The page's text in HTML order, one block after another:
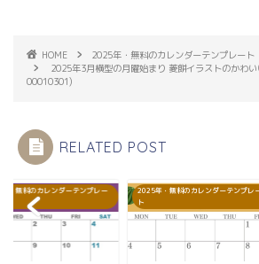
HOME
2025年・無料のカレンダーテンプレート
2025年3月横型の月曜始まり 菱餅イラストのかわ
00010301)
RELATED POST
・無料のカレンダーテンプレー
2025年・無料のカレンダーテンプレ
ト